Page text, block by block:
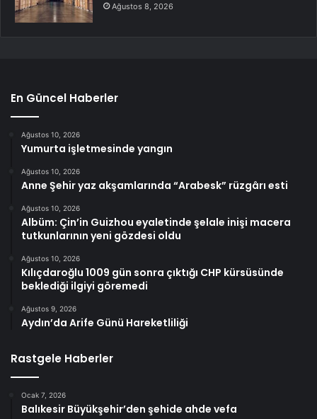
Ağustos 8, 2026
En Güncel Haberler
Ağustos 10, 2026
Yumurta işletmesinde yangın
Ağustos 10, 2026
Anne Şehir yaz akşamlarında “Arabesk” rüzgârı esti
Ağustos 10, 2026
Albüm: Çin’in Guizhou eyaletinde şelale inişi macera
tutkunlarının yeni gözdesi oldu
Ağustos 10, 2026
Kılıçdaroğlu 1009 gün sonra çıktığı CHP kürsüsünde
beklediği ilgiyi göremedi
Ağustos 9, 2026
Aydın’da Arife Günü Hareketliliği
Rastgele Haberler
Ocak 7, 2026
Balıkesir Büyükşehir’den şehide ahde vefa